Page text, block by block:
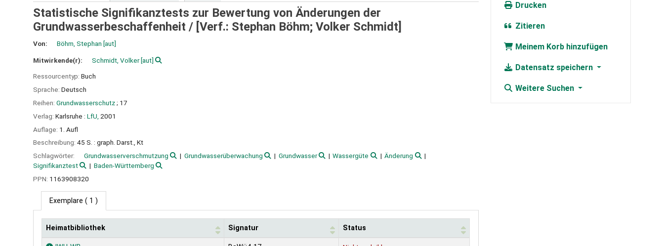
Statistische Signifikanztests zur Bewertung von Änderungen der
Grundwasserbeschaffenheit / [Verf.: Stephan Böhm; Volker Schmidt]
Von: Böhm, Stephan [aut]
Mitwirkende(r): Schmidt, Volker[aut]
Ressourcentyp: Buch
Sprache: Deutsch
Reihen: Grundwasserschutz; 17
Verlag: Karlsruhe : LfU, 2001
Auflage: 1. Aufl
Beschreibung: 45 S. : graph. Darst., Kt
Schlagwörter:
Grundwasserverschmutzung Grundwasserüberwachung Grundwasser Wassergüte
Änderung
Signifikanztest
Baden-Württemberg
PPN: 1163908320
Exemplare ( 1 )
Exemplare
Heimatbibliothek Signatur Status
Drucken
Zitieren
Meinem Korb hinzufügen
Datensatz speichern
Weitere Suchen